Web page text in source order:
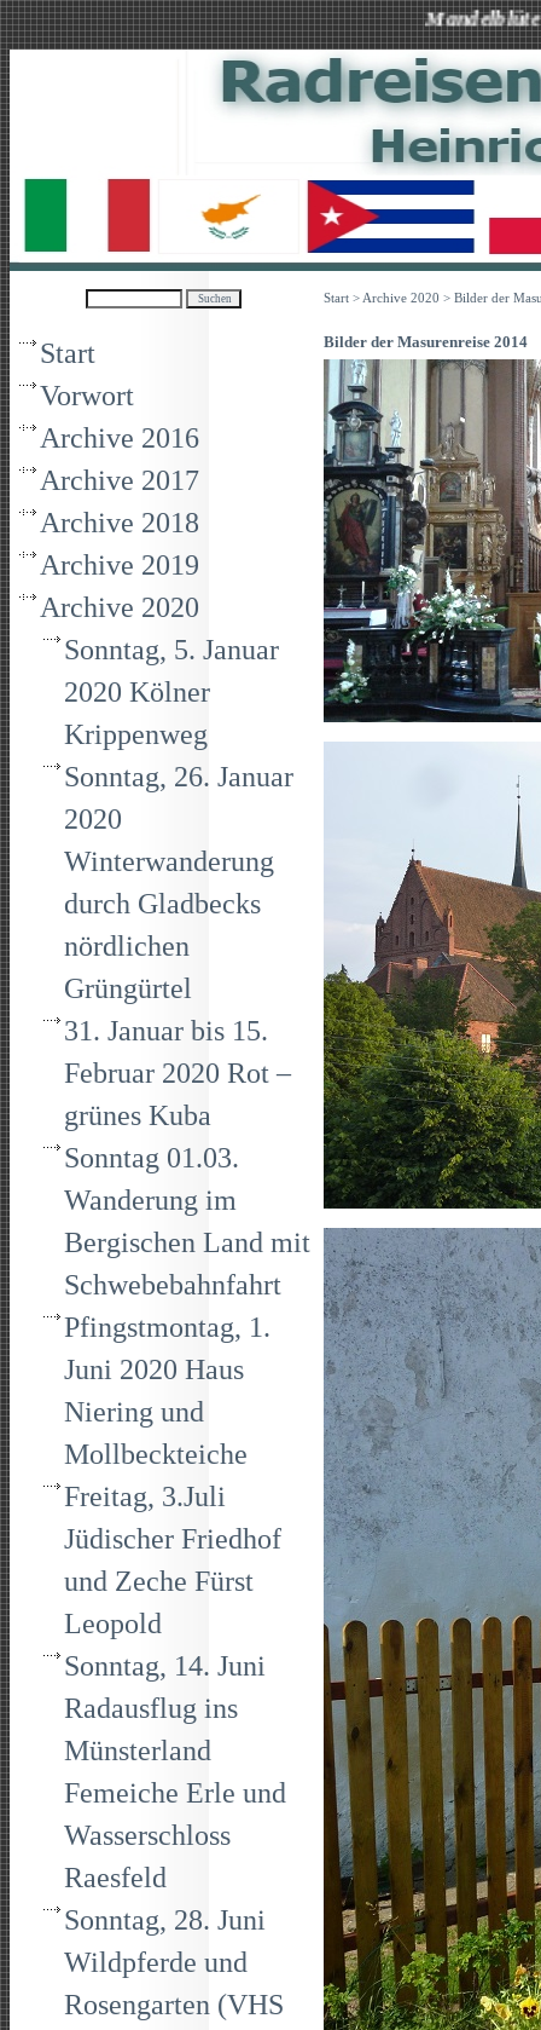
Mandelblüte auf
Start
Vorwort
Archive 2016
Archive 2017
Archive 2018
Archive 2019
Archive 2020
Sonntag, 5. Januar
2020 Kölner
Krippenweg
Sonntag, 26. Januar
2020
Winterwanderung
durch Gladbecks
nördlichen
Grüngürtel
31. Januar bis 15.
Februar 2020 Rot –
grünes Kuba
Sonntag 01.03.
Wanderung im
Bergischen Land mit
Schwebebahnfahrt
Pfingstmontag, 1.
Juni 2020 Haus
Niering und
Mollbeckteiche
Freitag, 3.Juli
Jüdischer Friedhof
und Zeche Fürst
Leopold
Sonntag, 14. Juni
Radausflug ins
Münsterland
Femeiche Erle und
Wasserschloss
Raesfeld
Sonntag, 28. Juni
Wildpferde und
Rosengarten (VHS
Start > Archive 2020 > Bilder der
Bilder der Masurenreise 2014